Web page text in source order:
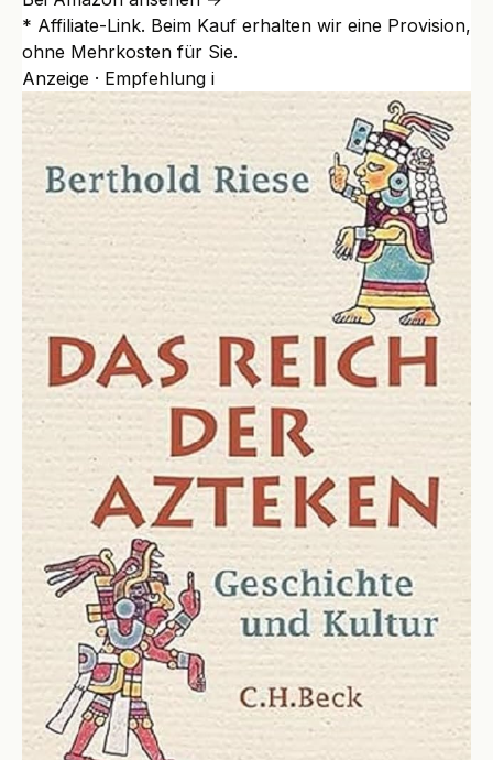
* Affiliate-Link. Beim Kauf erhalten wir eine Provision,
ohne Mehrkosten für Sie.
Anzeige · Empfehlung i